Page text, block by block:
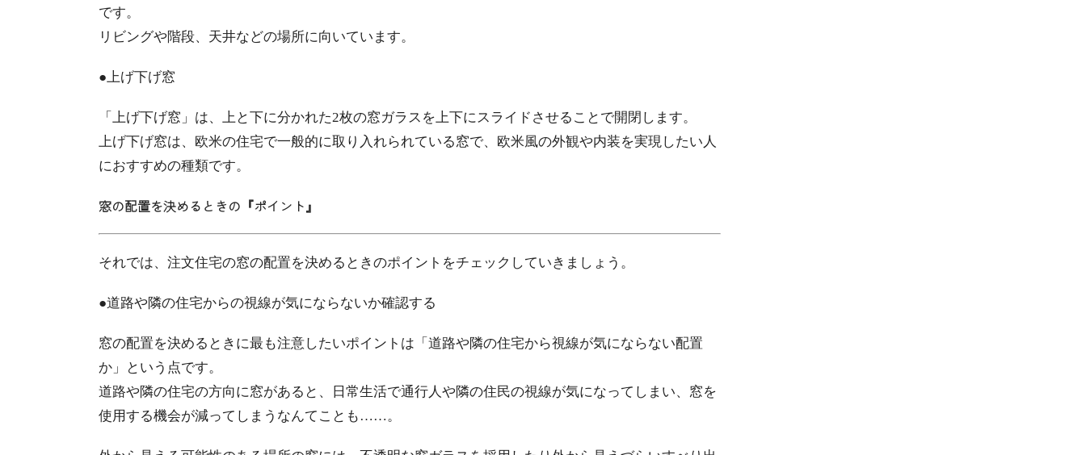
です。
リビングや階段、天井などの場所に向いています。
●上げ下げ窓
「上げ下げ窓」は、上と下に分かれた2枚の窓ガラスを上下にスライドさせることで開閉します。
上げ下げ窓は、欧米の住宅で一般的に取り入れられている窓で、欧米風の外観や内装を実現したい人
におすすめの種類です。
窓の配置を決めるときの『ポイント』
それでは、注文住宅の窓の配置を決めるときのポイントをチェックしていきましょう。
●道路や隣の住宅からの視線が気にならないか確認する
窓の配置を決めるときに最も注意したいポイントは「道路や隣の住宅から視線が気にならない配置
か」という点です。
道路や隣の住宅の方向に窓があると、日常生活で通行人や隣の住民の視線が気になってしまい、窓を
使用する機会が減ってしまうなんてことも……。